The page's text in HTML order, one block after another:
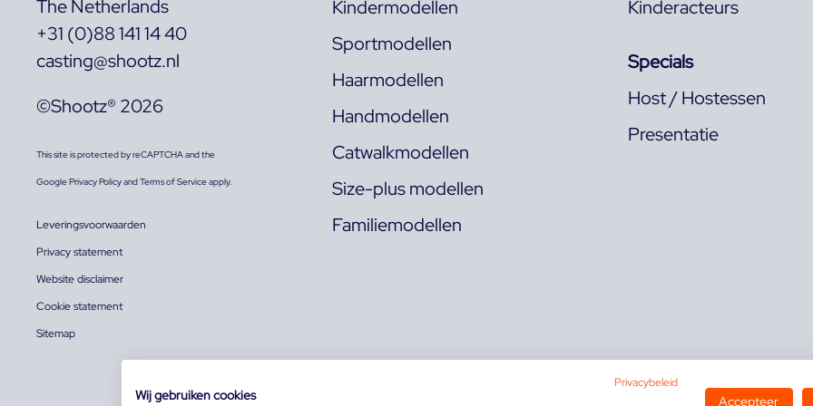
The Netherlands
+31 (0)88 141 14 40
casting@shootz.nl
©Shootz® 2026
This site is protected by reCAPTCHA and the
GooglePrivacy PolicyandTerms of Serviceapply.
Leveringsvoorwaarden
Privacy statement
Website disclaimer
Cookie statement
Sitemap
Kindermodellen
Sportmodellen
Haarmodellen
Handmodellen
Catwalkmodellen
Size-plus modellen
Familiemodellen
Kinderacteurs
Specials
Host / Hostessen
Presentatie
Privacybeleid
Wij gebruiken cookies Accepteer